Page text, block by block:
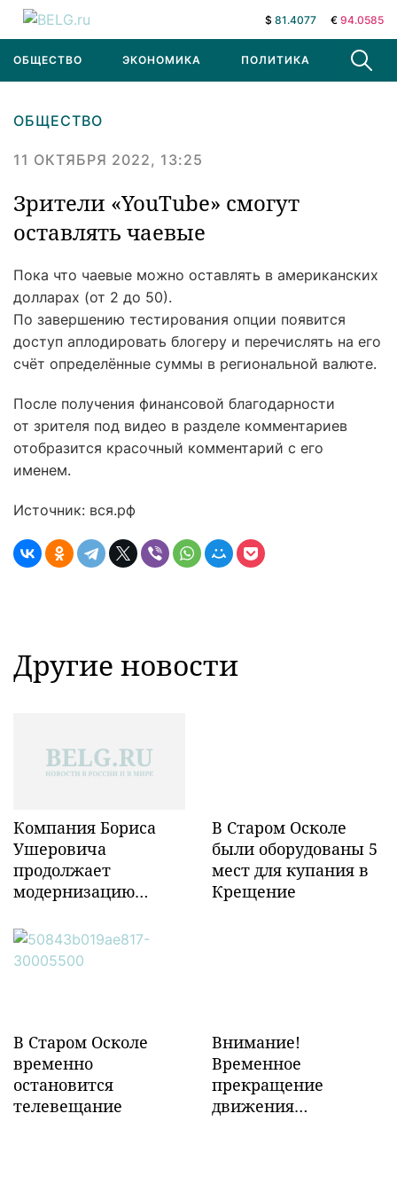
$ 81.4077 € 94.0585
ОБЩЕСТВО ЭКОНОМИКА ПОЛИТИКА В МИРЕ
ОБЩЕСТВО
11 ОКТЯБРЯ 2022, 13:25
Зрители «YouTube» смогут
оставлять чаевые
Пока что чаевые можно оставлять в американских
долларах (от 2 до 50).
По завершению тестирования опции появится
доступ аплодировать блогеру и перечислять на его
счёт определённые суммы в региональной валюте.
После получения финансовой благодарности
от зрителя под видео в разделе комментариев
отобразится красочный комментарий с его
именем.
Источник: вся.рф
Другие новости
Компания Бориса
Ушеровича
продолжает
модернизацию
инфраструктуры в
Забайкалье
В Старом Осколе
были оборудованы 5
мест для купания в
Крещение
В Старом Осколе
временно
остановится
телевещание
Внимание!
Временное
прекращение
движения